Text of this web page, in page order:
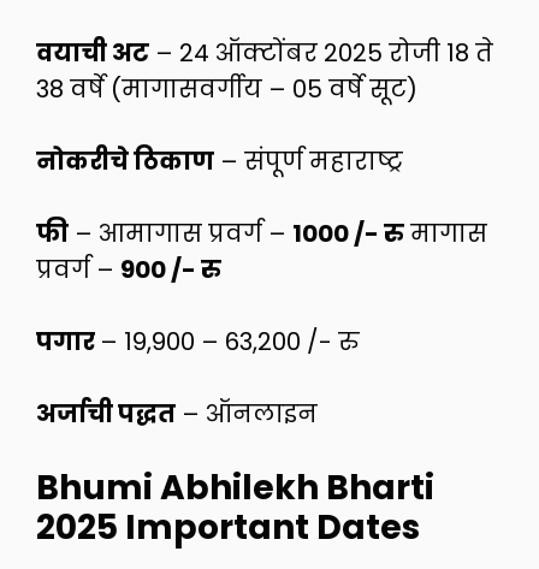
वयाची अट – 24 ऑक्टोंबर 2025 रोजी 18 ते
38 वर्षे (मागासवर्गीय – 05 वर्षे सूट)
नोकरीचे ठिकाण – संपूर्ण महाराष्ट्र
फी – आमागास प्रवर्ग – 1000 /- रुमागास
प्रवर्ग – 900 /- रु
पगार – 19,900 – 63,200 /- रु
अर्जाची पद्धत – ऑनलाइन
Bhumi Abhilekh Bharti
2025 Important Dates